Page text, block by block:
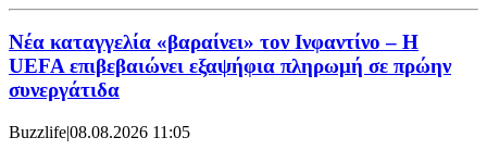
Νέα καταγγελία «βαραίνει» τον Ινφαντίνο – Η
UEFA επιβεβαιώνει εξαψήφια πληρωμή σε πρώην
συνεργάτιδα
Buzzlife|08.08.2026 11:05